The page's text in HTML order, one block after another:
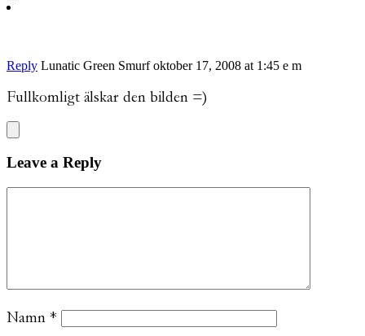
Reply Lunatic Green Smurf oktober 17, 2008 at 1:45 e m
Fullkomligt älskar den bilden =)
Leave a Reply
Namn *